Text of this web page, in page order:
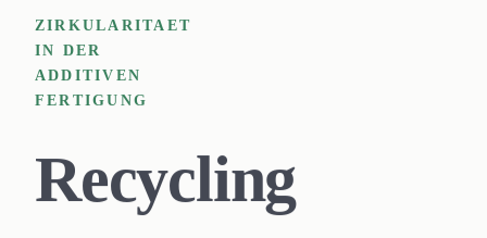
ZIRKULARITAET
IN DER
ADDITIVEN
FERTIGUNG
Recycling